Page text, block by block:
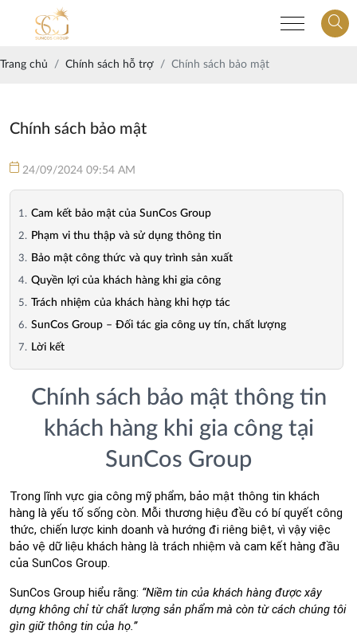
Trang chủ Chính sách hỗ trợ Chính sách bảo mật
Chính sách bảo mật
24/09/2024 09:54 AM
Cam kết bảo mật của SunCos Group
Phạm vi thu thập và sử dụng thông tin
Bảo mật công thức và quy trình sản xuất
Quyền lợi của khách hàng khi gia công
Trách nhiệm của khách hàng khi hợp tác
SunCos Group – Đối tác gia công uy tín, chất lượng
Lời kết
Chính sách bảo mật thông tin
khách hàng khi gia công tại
SunCos Group
Trong lĩnh vực gia công mỹ phẩm, bảo mật thông tin khách
hàng là yếu tố sống còn. Mỗi thương hiệu đều có bí quyết công
thức, chiến lược kinh doanh và hướng đi riêng biệt, vì vậy việc
bảo vệ dữ liệu khách hàng là trách nhiệm và cam kết hàng đầu
của SunCos Group.
SunCos Group hiểu rằng: “Niềm tin của khách hàng được xây
dựng không chỉ từ chất lượng sản phẩm mà còn từ cách chúng tôi
gìn giữ thông tin của họ.”